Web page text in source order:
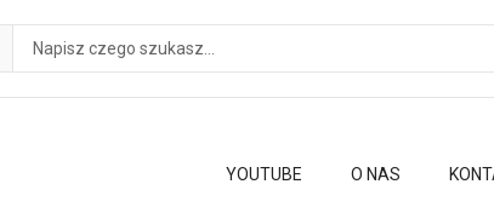
O NAS
YOUTUBE